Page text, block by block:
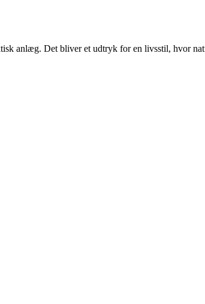
anlæg. Det bliver et udtryk for en livsstil, hvor